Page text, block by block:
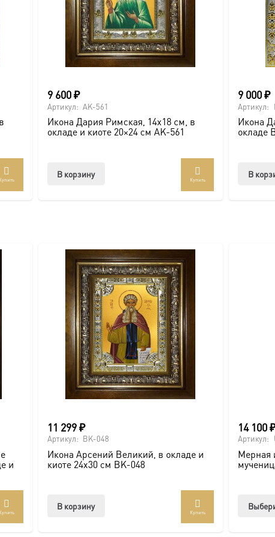
и заступничества.
очага.
с доставкой по России. Также можно заказать икону в
может быть изготовлена под заказ по вашим размерам.
Купить
9 600₽
Артикул: AK-561
Икона Дария Римская, 14х18 см, в
окладе и киоте 20×24 см AK-561
В корзину
Купить
9 000₽
Артикул:
Икона
окладе
В
и
Купить
11 299₽
Артикул: BK-048
Икона Арсений Великий, в окладе и
киоте 24х30 см BK-048
В корзину
Купить
14 100₽
Артикул:
Мерная